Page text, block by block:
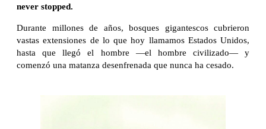
never stopped.
Durante millones de años, bosques gigantescos cubrieron
vastas extensiones de lo que hoy llamamos Estados Unidos,
hasta que llegó el hombre —el hombre civilizado— y
comenzó una matanza desenfrenada que nunca ha cesado.